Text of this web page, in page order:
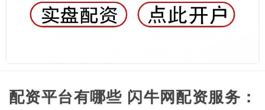
配资平台有哪些 闪牛网配资服务：